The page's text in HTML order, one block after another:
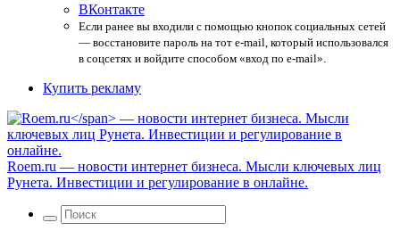
ВКонтакте
Если ранее вы входили с помощью кнопок социальных сетей
— восстановите пароль на тот e-mail, который использовался
в соцсетях и войдите способом «вход по e-mail».
Купить рекламу
Roem.ru — новости интернет бизнеса. Мысли ключевых лиц
Рунета. Инвестиции и регулирование в онлайне.